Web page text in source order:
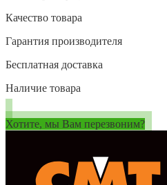
Качество товара
Гарантия производителя
Бесплатная доставка
Наличие товара
Хотите, мы Вам перезвоним?